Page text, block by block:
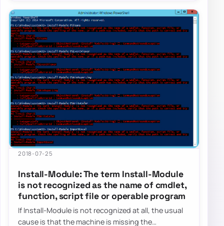
2018-07-25
Install-Module: The term Install-Module
is not recognized as the name of cmdlet,
function, script file or operable program
If Install-Module is not recognized at all, the usual
cause is that the machine is missing the